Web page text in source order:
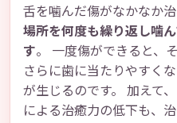
舌を噛んだ傷がなかなか
場所を何度も繰り返し噛
す。 一度傷ができると、
さらに歯に当たりやすく
が生じるのです。 加えて
による治癒力の低下も、